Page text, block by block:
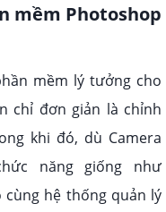
mềm Photoshop
mềm lý tưởng cho
chỉ đơn giản là chỉnh
khi đó, dù Camera
năng giống như
cùng hệ thống quản lý